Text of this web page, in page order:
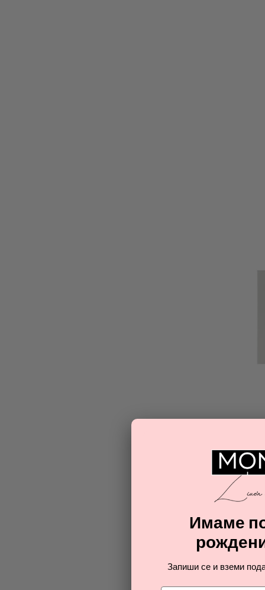
Имаме
Запиши се и вземи